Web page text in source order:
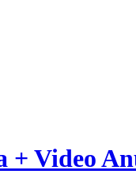
+ Video